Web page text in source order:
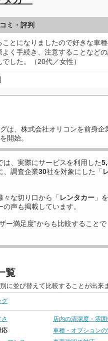
ミ・評判
ことになりましたので好きな車
よく手続き、注意することなど
した。（20代／女性）
は、株式会社オリコンを前身
開始。
は、実際にサービスを利用した
、調査企業30社を対象にした「
々な切り口から「 レンタカー 」
声も掲載しています。
ー満足度”からも比較することで
覧
に並び替えて比較することが出来
グ
店内の清潔度・雰
応
車種・オプションの